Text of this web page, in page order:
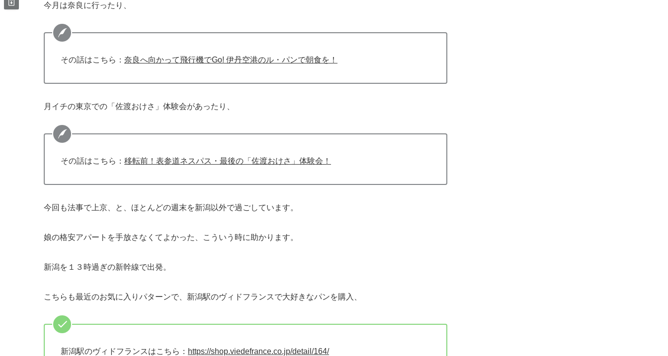
今月は奈良に行ったり、
その話はこちら： 奈良へ向かって飛行機でGo! 伊丹空港のル・パンで朝食を！
月イチの東京での「佐渡おけさ」体験会があったり、
その話はこちら： 移転前！表参道ネスパス・最後の「佐渡おけさ」体験会！
今回も法事で上京、と、ほとんどの週末を新潟以外で過ごしています。
娘の格安アパートを手放さなくてよかった、こういう時に助かります。
新潟を１３時過ぎの新幹線で出発。
こちらも最近のお気に入りパターンで、新潟駅のヴィドフランスで大好きなパンを購入、
新潟駅のヴィドフランスはこちら： https://shop.viedefrance.co.jp/detail/164/